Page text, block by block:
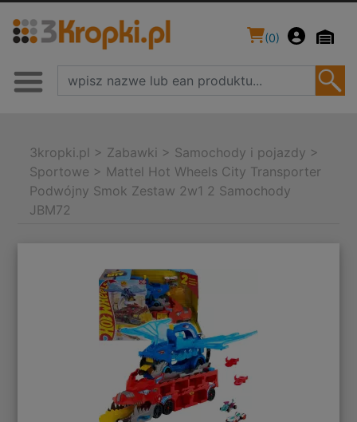
(0)
3kropki.pl > Zabawki > Samochody i pojazdy >
Sportowe > Mattel Hot Wheels City Transporter
Podwójny Smok Zestaw 2w1 2 Samochody
JBM72